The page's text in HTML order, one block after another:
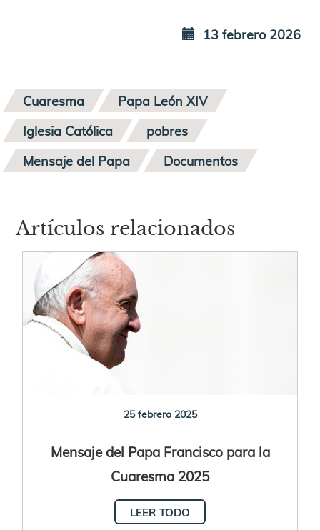
13 febrero 2026
Cuaresma
Papa León XIV
Iglesia Católica
pobres
Mensaje del Papa
Documentos
Artículos relacionados
25 febrero 2025
Mensaje del Papa Francisco para la
Cuaresma 2025
LEER TODO